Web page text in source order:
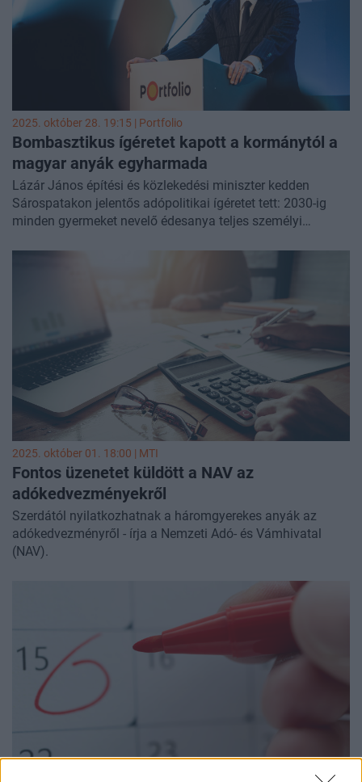
2025. október 28. 19:15 | Portfolio
Bombasztikus ígéretet kapott a kormánytól a
magyar anyák egyharmada
Lázár János építési és közlekedési miniszter kedden
Sárospatakon jelentős adópolitikai ígéretet tett: 2030-ig
minden gyermeket nevelő édesanya teljes személyi
2025. október 01. 18:00 | MTI
Fontos üzenetet küldött a NAV az
adókedvezményekről
Szerdától nyilatkozhatnak a háromgyerekes anyák az
adókedvezményről - írja a Nemzeti Adó- és Vámhivatal
(NAV).